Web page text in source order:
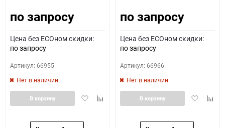
по запросу
Цена без ECOном скидки:
по запросу
Артикул: 66955
Нет в наличии
ДобавитьДобавить
В корзину
по запросу
Цена без ECOном скидки:
по запросу
Артикул: 66966
Нет в наличии
Добавить
В корзину